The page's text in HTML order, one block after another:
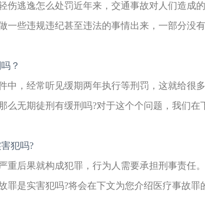
伤逃逸怎么处罚近年来，交通事故对人们造成
一些违规违纪甚至违法的事情出来，一部分没
？
中，经常听见缓期两年执行等刑罚，这就给很
么无期徒刑有缓刑吗?对于这个个问题，我们
犯吗?
重后果就构成犯罪，行为人需要承担刑事责任
罪是实害犯吗?将会在下文为您介绍医疗事故